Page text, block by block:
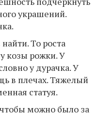
украшений.
То роста
козы рожки. У
у дурачка. У
в плечах. Тяжелый
статуя.
можно было за